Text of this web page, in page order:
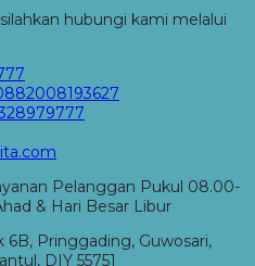
hubungi kami melalui
Pelanggan Pukul 08.00-
& Hari Besar Libur
6B, Pringgading, Guwosari,
DIY 55751